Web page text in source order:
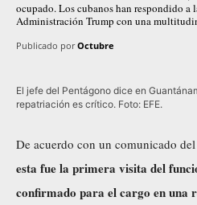
ocupado. Los cubanos han respondido
Administración Trump con una
Publicado por Octubre
El jefe del Pentágono dice en
repatriación es crítico. Foto: EFE.
De acuerdo con un comunicado
esta fue la primera visita del
confirmado para el cargo en una